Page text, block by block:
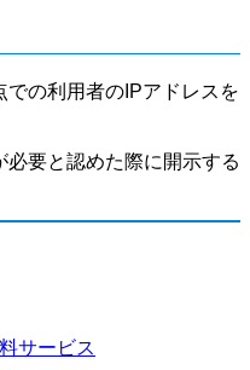
の利用者のIPアドレスを
要と認めた際に開示する
サービス